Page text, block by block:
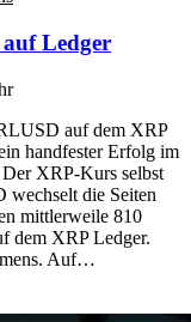
Ledger
auf dem XRP
handfester Erfolg im
XRP-Kurs selbst
die Seiten
mittlerweile 810
dem XRP Ledger.
Auf…